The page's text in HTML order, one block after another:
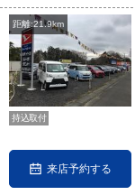
距離:21.9km
持込取付
来店予約する